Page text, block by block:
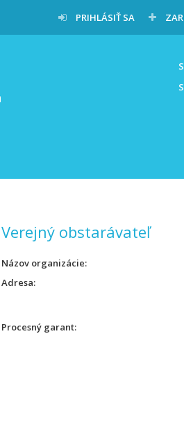
PRIHLÁSIŤ SA
Verejný obstarávateľ
Názov organizácie
Adresa
Procesný garant